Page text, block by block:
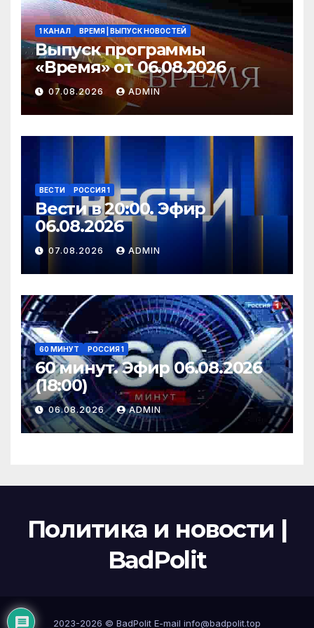
1 КАНАЛ ВРЕМЯ | ВЫПУСК НОВОСТЕЙ
Выпуск программы
«Время» от 06.08.2026
07.08.2026 ADMIN
ВЕСТИ РОССИЯ 1
Вести в 20:00. Эфир
06.08.2026
07.08.2026 ADMIN
60 МИНУТ РОССИЯ 1
60 минут. Эфир 06.08.2026
(18:00)
06.08.2026 ADMIN
Политика и новости |
BadPolit
2023-2026 © BadPolit E-mail info@badpolit.top